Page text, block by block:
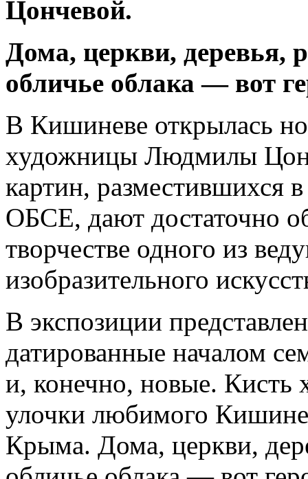
Цончевой.
Дома, церкви, деревья,
обличье облака — вот
В Кишиневе открылась
художницы Людмилы
картин, разместившихся
ОБСЕ, дают достаточно
творчестве одного из
изобразительного
В экспозиции
датированные началом
и, конечно, новые. Кисть
улочки любимого
Крыма. Дома, церкви,